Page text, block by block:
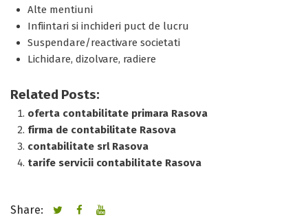
Alte mentiuni
Infiintari si inchideri puct de lucru
Suspendare/reactivare societati
Lichidare, dizolvare, radiere
Related Posts:
oferta contabilitate primara Rasova
firma de contabilitate Rasova
contabilitate srl Rasova
tarife servicii contabilitate Rasova
Share: